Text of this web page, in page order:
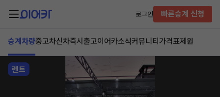
로그인 빠른승계 신청
승계차량중고차신차즉시출고이어카소식커뮤니티 가격표제원
렌트